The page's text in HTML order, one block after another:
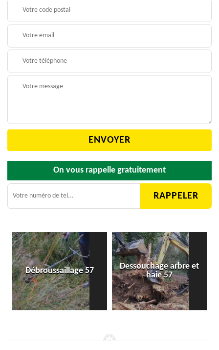
On vous rappelle gratuitement
Débroussaillage 57
Dessouchage arbre et
haie 57